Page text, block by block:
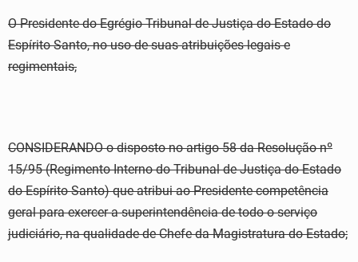
O Presidente do Egrégio Tribunal de Justiça do Estado do
Espírito Santo, no uso de suas atribuições legais e
regimentais,
CONSIDERANDO o disposto no artigo 58 da Resolução nº
15/95 (Regimento Interno do Tribunal de Justiça do Estado
do Espírito Santo) que atribui ao Presidente competência
geral para exercer a superintendência de todo o serviço
judiciário, na qualidade de Chefe da Magistratura do Estado;